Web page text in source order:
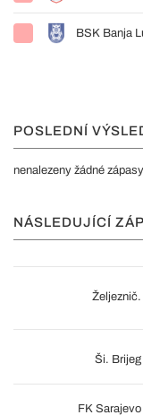
BSK Banja
POSLEDNÍ
nenalezeny žádné zápasy
NÁSLEDUJÍCÍ
Željeznič.
Ši. Brijeg
FK Sarajevo